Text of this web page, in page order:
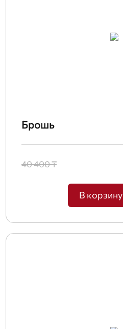
Брошь
40 400 ₸
В корзину